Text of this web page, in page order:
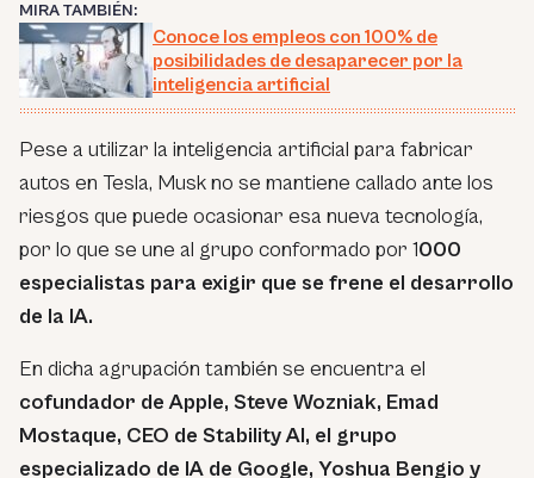
MIRA TAMBIÉN:
Conoce los empleos con 100% de
posibilidades de desaparecer por la
inteligencia artificial
Pese a utilizar la inteligencia artificial para fabricar
autos en Tesla, Musk no se mantiene callado ante los
riesgos que puede ocasionar esa nueva tecnología,
por lo que se une al grupo conformado por 1000
especialistas para exigir que se frene el desarrollo
de la IA.
En dicha agrupación también se encuentra el
cofundador de Apple, Steve Wozniak, Emad
Mostaque, CEO de Stability AI, el grupo
especializado de IA de Google, Yoshua Bengio y